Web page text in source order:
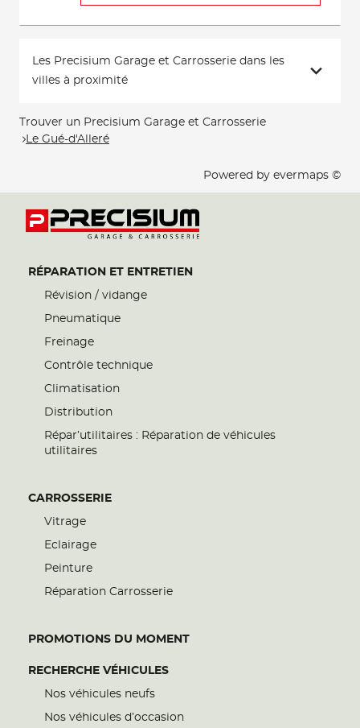
Les Precisium Garage et Carrosserie dans les
villes à proximité
Trouver un Precisium Garage et Carrosserie
Le Gué-d'Alleré
Powered by evermaps ©
RÉPARATION ET ENTRETIEN
Révision / vidange
Pneumatique
Freinage
Contrôle technique
Climatisation
Distribution
Répar’utilitaires : Réparation de véhicules
utilitaires
CARROSSERIE
Vitrage
Eclairage
Peinture
Réparation Carrosserie
PROMOTIONS DU MOMENT
RECHERCHE VÉHICULES
Nos véhicules neufs
Nos véhicules d’occasion